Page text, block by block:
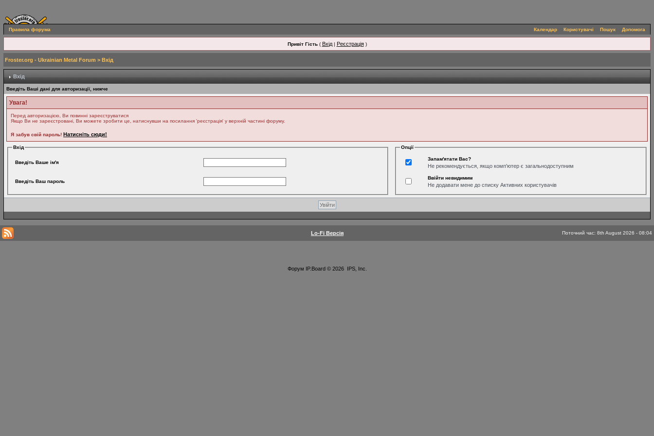
Правила форума Календар Користувачі Пошук Допомога
Привіт Гість( Вхід| Реєстрація)
Froster.org - Ukrainian Metal Forum > Вхід
Вхід
Введіть Ваші дані для авторизації, нижче
Увага!
Перед авторизацією, Ви повинні зареєструватися
Якщо Ви не зареєстровані, Ви можете зробити це, натиснувши на посилання 'реєстрація' у верхній частині форуму.
Я забув свій пароль! Натисніть сюди!
Вхід
Введіть Ваше ім'я
Введіть Ваш пароль
Опції
Запам'ятати Вас?
Не рекомендується, якщо комп'ютер є загальнодоступним
Ввійти невидимим
Не додавати мене до списку Активних користувачів
Lo-Fi Версія Поточний час: 8th August 2026 - 08:04
Форум IP.Board© 2026 IPS, Inc